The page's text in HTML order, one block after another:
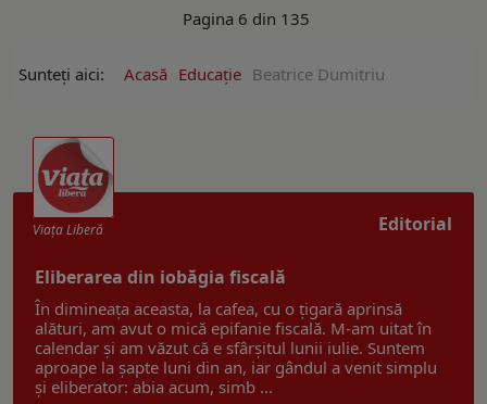
Pagina 6 din 135
Sunteți aici: Acasă Educație Beatrice Dumitriu
Editorial
Viaţa Liberă
Eliberarea din iobăgia fiscală
În dimineața aceasta, la cafea, cu o țigară aprinsă
alături, am avut o mică epifanie fiscală. M-am uitat în
calendar și am văzut că e sfârșitul lunii iulie. Suntem
aproape la șapte luni din an, iar gândul a venit simplu
și eliberator: abia acum, simb ...